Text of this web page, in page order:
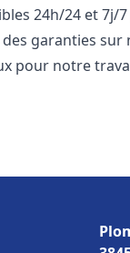
24h/24 et 7j/
garanties sur
pour notre